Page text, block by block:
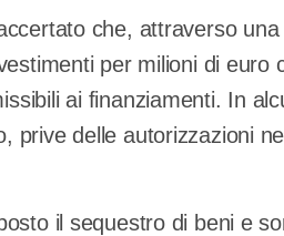
che, attraverso
per milioni di euro
ai finanziamenti. In
prive delle autorizzazioni
il sequestro di beni e